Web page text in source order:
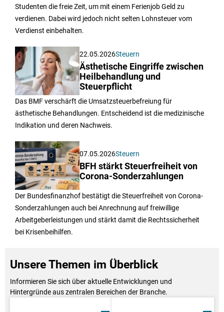
Studenten die freie Zeit, um mit einem Ferienjob Geld zu
verdienen. Dabei wird jedoch nicht selten Lohnsteuer vom
Verdienst einbehalten.
22.05.2026Steuern
Ästhetische Eingriffe zwischen
Heilbehandlung und
Steuerpflicht
Das BMF verschärft die Umsatzsteuerbefreiung für
ästhetische Behandlungen. Entscheidend ist die medizinische
Indikation und deren Nachweis.
07.05.2026Steuern
BFH stärkt Steuerfreiheit von
Corona-Sonderzahlungen
Der Bundesfinanzhof bestätigt die Steuerfreiheit von Corona-
Sonderzahlungen auch bei Anrechnung auf freiwillige
Arbeitgeberleistungen und stärkt damit die Rechtssicherheit
bei Krisenbeihilfen.
Unsere Themen im Überblick
Informieren Sie sich über aktuelle Entwicklungen und
Hintergründe aus zentralen Bereichen der Branche.